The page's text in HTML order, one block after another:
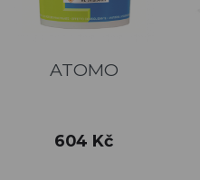
ATOMO
Cena
604 Kč